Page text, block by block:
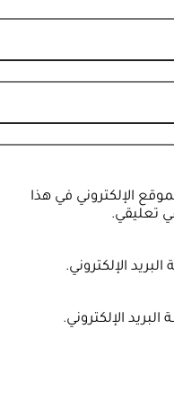
الإلكتروني في هذا
تعليقي.
الإلكتروني.
الإلكتروني.